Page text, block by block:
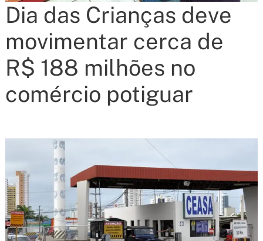
Dia das Crianças deve
movimentar cerca de
R$ 188 milhões no
comércio potiguar